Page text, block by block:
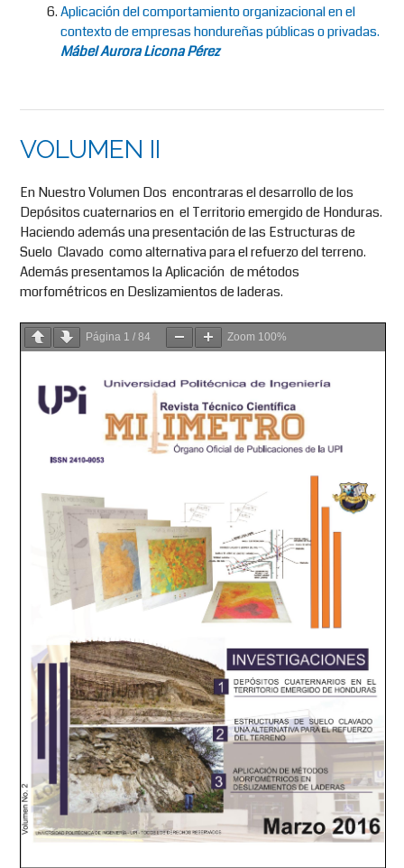
Aplicación del comportamiento organizacional en el
contexto de empresas hondureñas públicas o privadas.
Mábel Aurora Licona Pérez
VOLUMEN II
En Nuestro Volumen Dos encontraras el desarrollo de los
Depósitos cuaternarios en el Territorio emergido de Honduras.
Haciendo además una presentación de las Estructuras de
Suelo Clavado como alternativa para el refuerzo del terreno.
Además presentamos la Aplicación de métodos
morfométricos en Deslizamientos de laderas.
Página 1 / 84 Zoom 100%